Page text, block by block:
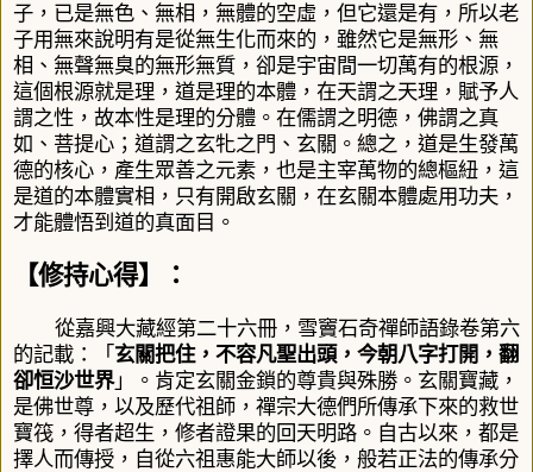
子，已是無色、無相，無體的空虛，但它還是有，所以老
子用無來說明有是從無生化而來的，雖然它是無形、無
相、無聲無臭的無形無質，卻是宇宙間一切萬有的根源，
這個根源就是理，道是理的本體，在天謂之天理，賦予人
謂之性，故本性是理的分體。在儒謂之明德，佛謂之真
如、菩提心；道謂之玄牝之門、玄關。總之，道是生發萬
德的核心，產生眾善之元素，也是主宰萬物的總樞紐，這
是道的本體實相，只有開啟玄關，在玄關本體處用功夫，
才能體悟到道的真面目。
【修持心得】：
從嘉興大藏經第二十六冊，雪竇石奇禪師語錄卷第六
的記載：「 玄關把住，不容凡聖出頭，今朝八字打開，翻
卻恒沙世界」。肯定玄關金鎖的尊貴與殊勝。玄關寶藏，
是佛世尊，以及歷代祖師，禪宗大德們所傳承下來的救世
寶筏，得者超生，修者證果的回天明路。自古以來，都是
擇人而傳授，自從六祖惠能大師以後，般若正法的傳承分